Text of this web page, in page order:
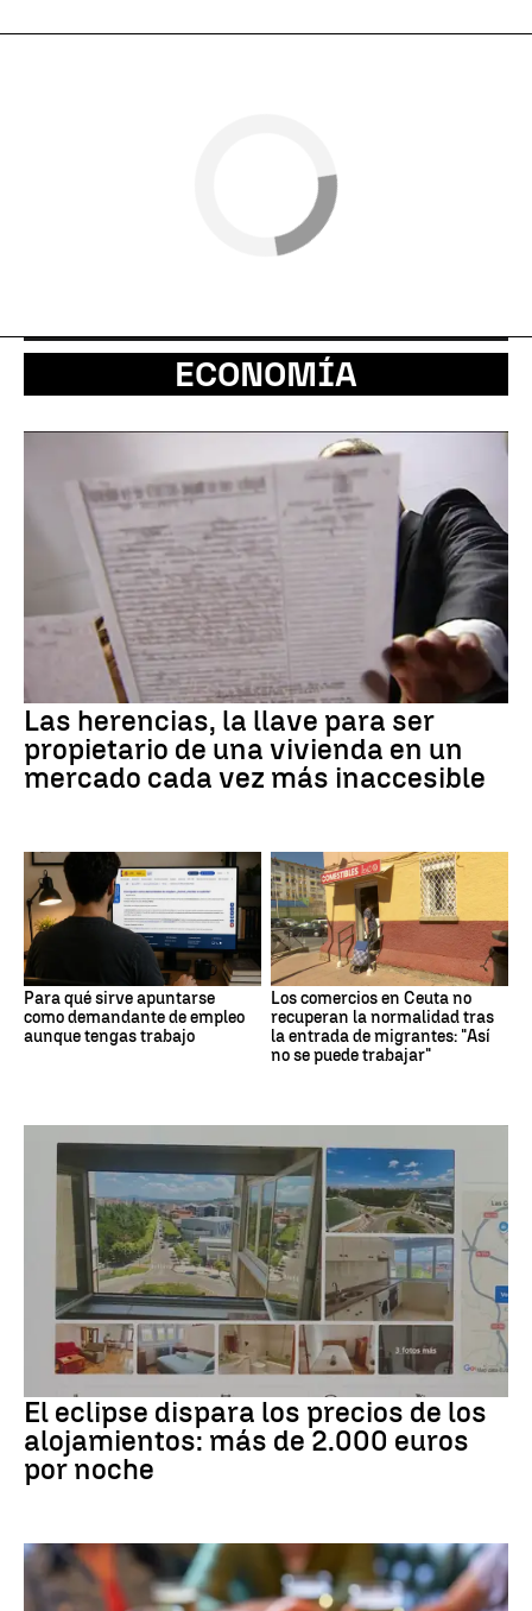
ECONOMÍA
Las herencias, la llave para ser
propietario de una vivienda en un
mercado cada vez más inaccesible
Para qué sirve apuntarse
como demandante de empleo
aunque tengas trabajo
Los comercios en Ceuta no
recuperan la normalidad tras
la entrada de migrantes: "Así
no se puede trabajar"
Eclipse solar
El eclipse dispara los precios de los
alojamientos: más de 2.000 euros
por noche